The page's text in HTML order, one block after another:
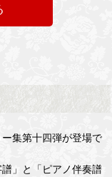
集第十四弾が登場で
」と「ピアノ伴奏譜